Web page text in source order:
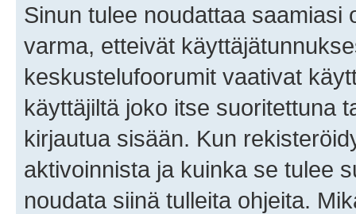
Sinun tulee noudattaa saamiasi
varma, etteivät
keskustelufoorumit vaativat
käyttäjiltä joko itse suoritettuna
kirjautua sisään. Kun
aktivoinnista ja kuinka se tulee
noudata siinä tulleita ohjeita.